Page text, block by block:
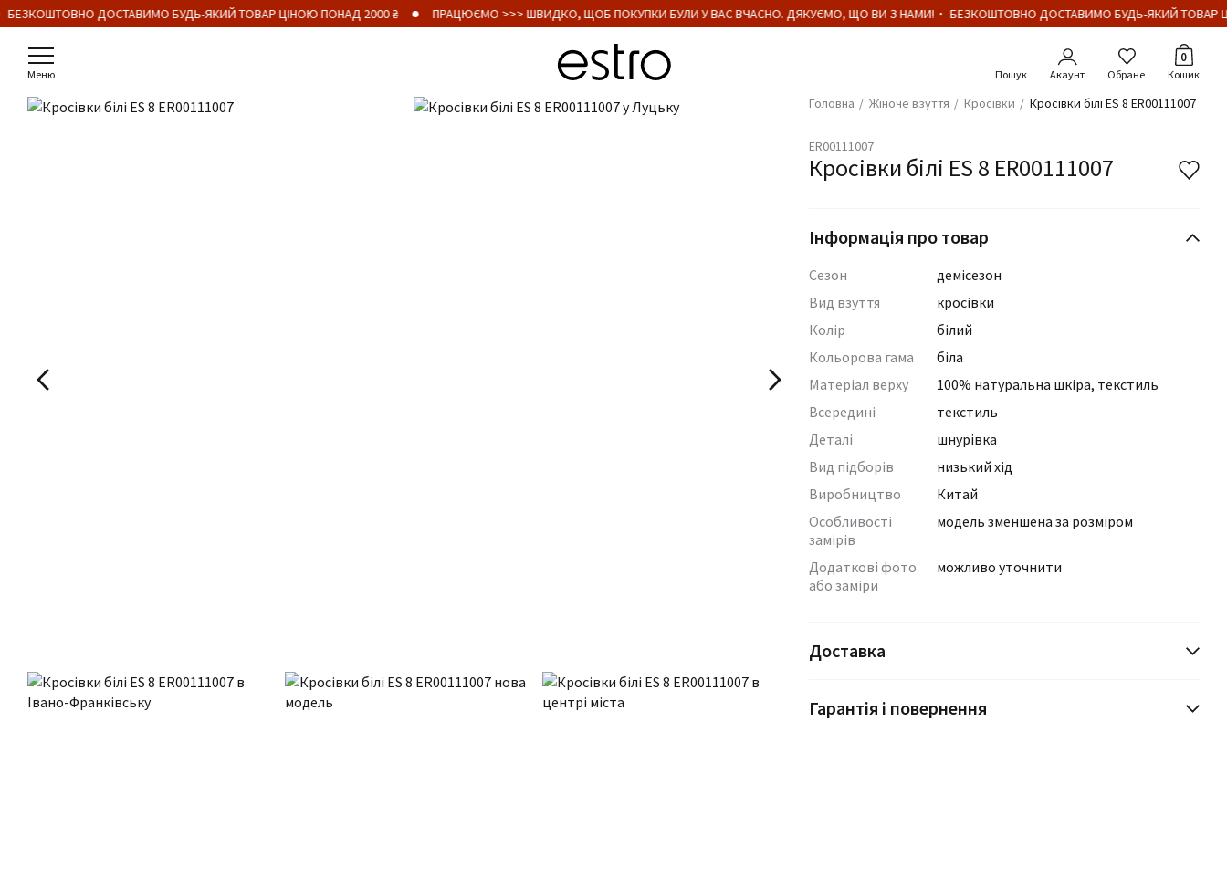
ДОСТАВИМО БУДЬ-ЯКИЙ ТОВАР ЦІНОЮ ПОНАД 2000 ₴ ПРАЦЮЄМО >>> ШВИДКО, ЩОБ ПОКУПКИ БУЛИ У ВАС ВЧАСНО. ДЯКУЄМО, ЩО ВИ З НАМИ!・ БЕЗКОШТОВНО ДОСТАВИМО БУДЬ-ЯКИЙ ТОВАР
Меню Акаунт Обране
0
Кошик
Головна Жіноче взуття Кросівки Кросівки білі ES 8 ER00111007
ER00111007
Кросівки білі ES 8 ER00111007
Інформація про товар
Сезон
демісезон
Вид взуття
кросівки
Колір
білий
Кольорова гама
біла
Матеріал верху
100% натуральна шкіра, текстиль
Всередині
текстиль
Деталі
шнурівка
Вид підборів
низький хід
Виробництво
Китай
Особливості
замірів
модель зменшена за розміром
Додаткові фото
або заміри
можливо уточнити
Доставка
Гарантія і повернення